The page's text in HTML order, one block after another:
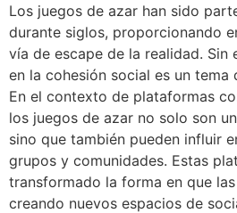
Los juegos de azar han sido
durante siglos, proporcionando
vía de escape de la realidad. Sin
en la cohesión social es un tema
En el contexto de plataformas
los juegos de azar no solo son
sino que también pueden influir
grupos y comunidades. Estas
transformado la forma en que
creando nuevos espacios de